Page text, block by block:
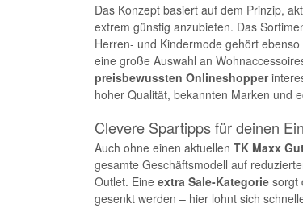
Das Konzept basiert auf dem Prinzip,
extrem günstig anzubieten. Das
Herren- und Kindermode gehört
eine große Auswahl an
preisbewussten Onlineshopper
hoher Qualität, bekannten Marken und
Clevere Spartipps für deinen
Auch ohne einen aktuellen TK Maxx
gesamte Geschäftsmodell auf
Outlet. Eine extra Sale-Kategorie sorgt
gesenkt werden – hier lohnt sich